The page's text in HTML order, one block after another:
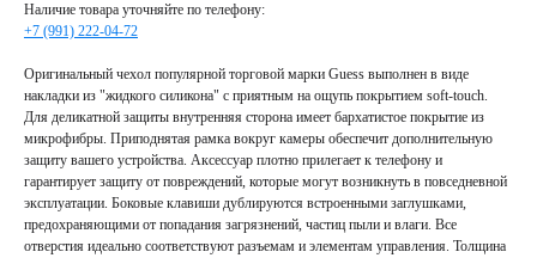
Наличие товара уточняйте по телефону:
+7 (991) 222-04-72
Оригинальный чехол популярной торговой марки Guess выполнен в виде
накладки из "жидкого силикона" с приятным на ощупь покрытием soft-touch.
Для деликатной защиты внутренняя сторона имеет бархатистое покрытие из
микрофибры. Приподнятая рамка вокруг камеры обеспечит дополнительную
защиту вашего устройства. Аксессуар плотно прилегает к телефону и
гарантирует защиту от повреждений, которые могут возникнуть в повседневной
эксплуатации. Боковые клавиши дублируются встроенными заглушками,
предохраняющими от попадания загрязнений, частиц пыли и влаги. Все
отверстия идеально соответствуют разъемам и элементам управления. Толщина